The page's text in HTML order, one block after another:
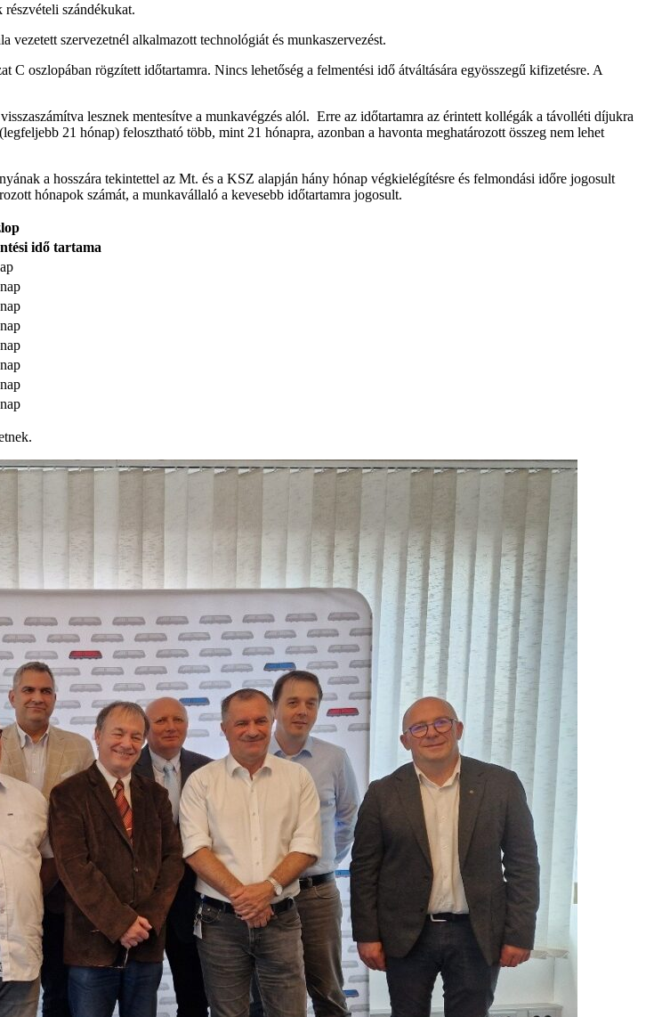
szándékukat.
szervezetnél alkalmazott technológiát és munkaszervezést.
oszlopában rögzített időtartamra. Nincs lehetőség a felmentési idő átváltására egyösszegű kifizetésre. A
lesznek mentesítve a munkavégzés alól. Erre az időtartamra az érintett kollégák a távolléti díjukra
21 hónap) felosztható több, mint 21 hónapra, azonban a havonta meghatározott összeg nem lehet
a hosszára tekintettel az Mt. és a KSZ alapján hány hónap végkielégítésre és felmondási időre jogosult
hónapok számát, a munkavállaló a kevesebb időtartamra jogosult.
idő tartama